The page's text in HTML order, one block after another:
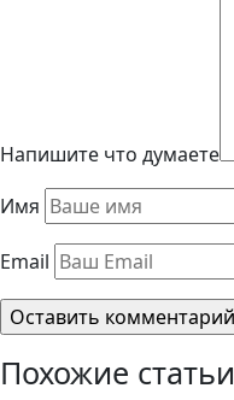
Напишите что думаете
Имя
Email
Похожие статьи